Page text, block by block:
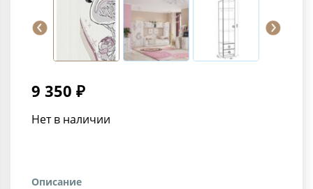
9 350 ₽
Нет в наличии
Описание